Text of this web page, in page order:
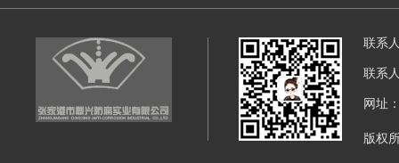
联系
联系
网址
版权